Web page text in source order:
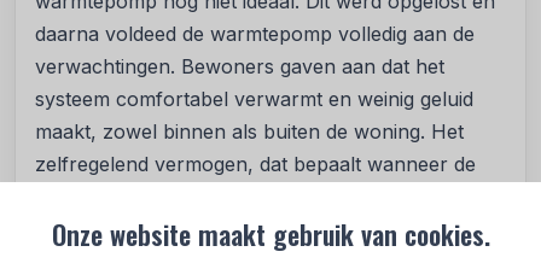
Onze website maakt gebruik van cookies.
daarna voldeed de warmtepomp volledig aan de
verwachtingen. Bewoners gaven aan dat het
systeem comfortabel verwarmt en weinig geluid
maakt, zowel binnen als buiten de woning. Het
zelfregelend vermogen, dat bepaalt wanneer de
werd als prettig ervaren. Evenals het beperkte